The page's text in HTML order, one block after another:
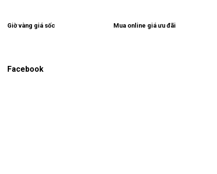
Giờ vàng giá sốc Mua online giá ưu đãi
Facebook